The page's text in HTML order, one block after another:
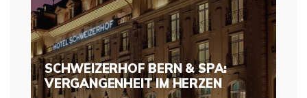
SCHWEIZERHOF BERN & SPA:
VERGANGENHEIT IM HERZEN